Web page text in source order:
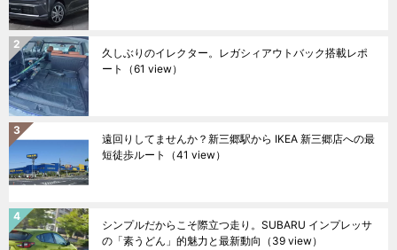
久しぶりのイレクター。レガシィアウトバック搭載レポ
ート
（61 view）
遠回りしてませんか？新三郷駅から IKEA 新三郷店への最
短徒歩ルート
（41 view）
シンプルだからこそ際立つ走り。SUBARU インプレッサ
の「素うどん」的魅力と最新動向 （39 view）